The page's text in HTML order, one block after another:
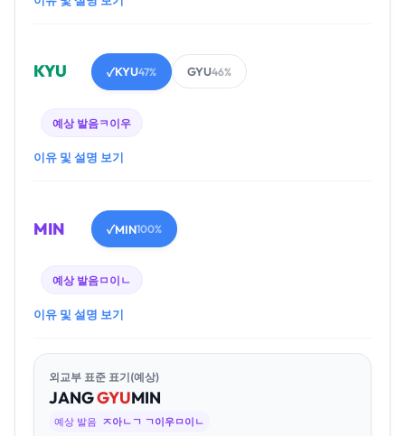
KYU ✓KYU47% GYU46%
예상 발음ㅋ이우
이유 및 설명 보기
MIN ✓MIN100%
예상 발음ㅁ이ㄴ
이유 및 설명 보기
외교부 표준 표기(예상)
JANGGYUMIN
예상 발음 ㅈ아ㄴㄱ ㄱ이우ㅁ이ㄴ